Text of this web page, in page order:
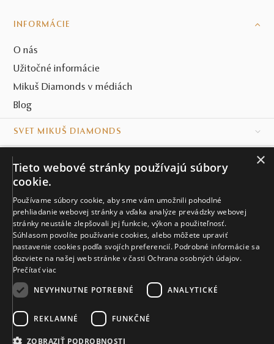
INFORMÁCIE
O nás
Užitočné informácie
Mikuš Diamonds v médiách
Blog
SVET MIKUŠ DIAMONDS
KONTAKT
Naše klenotníctva
Sídlo spoločnosti
© MIKUŠ DIAMONDS, A.S. 2026. VŠETKY PRÁVA VYHRADENÉ.
×
Tieto webové stránky používajú súbory
cookie.
Používame súbory cookie, aby sme vám umožnili pohodlné
prehliadanie webovej stránky a vďaka analýze prevádzky webovej
stránky neustále zlepšovali jej funkcie, výkon a použiteľnosť.
Súhlasom povolíte používanie cookies, alebo môžete upraviť
nastavenie cookies podľa svojích preferencií. Podrobné informácie sa
dozviete na našej web stránke v časti Ochrana osobných údajov.
Prečítať viac
NEVYHNUTNE POTREBNÉ
ANALYTICKÉ
REKLAMNÉ FUNKČNÉ
ZOBRAZIŤ PODROBNOSTI